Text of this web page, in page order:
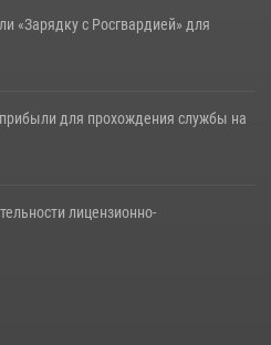
«Зарядку с Росгвардией» для
для прохождения службы на
лицензионно-